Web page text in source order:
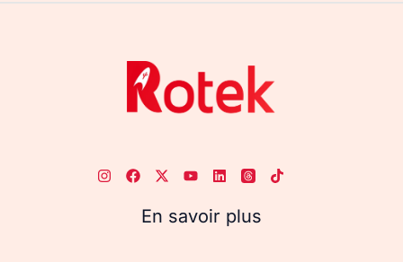
En savoir plus